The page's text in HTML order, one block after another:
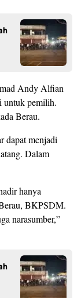
Andy Alfian
untuk pemilih.
Berau.
dapat menjadi
Dalam
hanya
BKPSDM.
narasumber,”